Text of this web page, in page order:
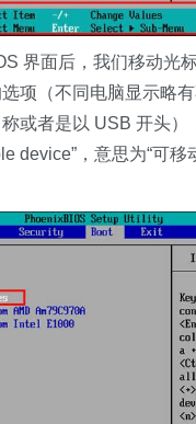
面后，我们移动光标
项（不同电脑显示略
或者是以 USB 开头）
device”，意思为“可移